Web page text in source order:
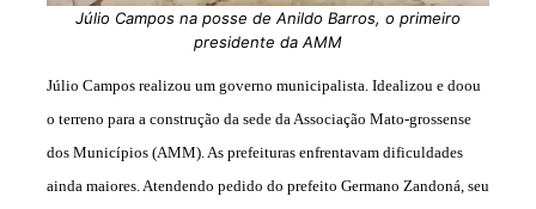
Júlio Campos na posse de Anildo Barros, o primeiro
presidente da AMM
Júlio Campos realizou um governo municipalista. Idealizou e doou
o terreno para a construção da sede da Associação Mato-grossense
dos Municípios (AMM). As prefeituras enfrentavam dificuldades
ainda maiores. Atendendo pedido do prefeito Germano Zandoná, seu